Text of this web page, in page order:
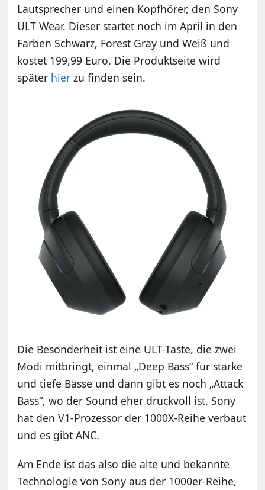
Lautsprecher und einen Kopfhörer, den Sony
ULT Wear. Dieser startet noch im April in den
Farben Schwarz, Forest Gray und Weiß und
kostet 199,99 Euro. Die Produktseite wird
später hier zu finden sein.
Die Besonderheit ist eine ULT-Taste, die zwei
Modi mitbringt, einmal „Deep Bass“ für starke
und tiefe Bässe und dann gibt es noch „Attack
Bass“, wo der Sound eher druckvoll ist. Sony
hat den V1-Prozessor der 1000X-Reihe verbaut
und es gibt ANC.
Am Ende ist das also die alte und bekannte
Technologie von Sony aus der 1000er-Reihe,